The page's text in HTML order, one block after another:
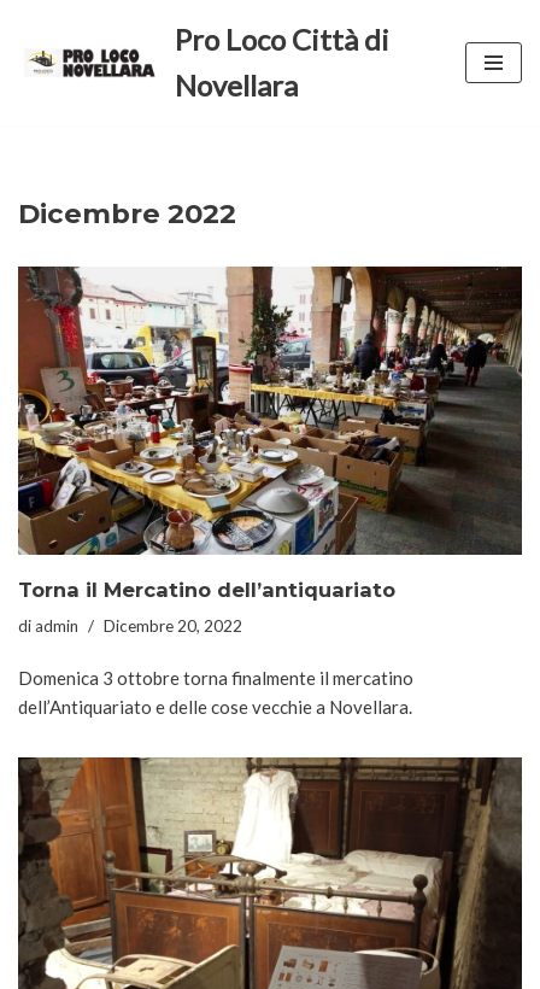
Vai
Pro Loco Città di
Novellara
Dicembre 2022
Torna il Mercatino dell’antiquariato
diadmin Dicembre 20, 2022
Domenica 3 ottobre torna finalmente il mercatino
dell’Antiquariato e delle cose vecchie a Novellara.